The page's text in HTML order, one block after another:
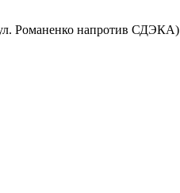
Романенко напротив СДЭКА)